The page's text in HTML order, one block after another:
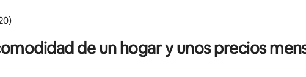
promedio: 4.75 de 5, 20 reseñas
de un hogar y unos precios